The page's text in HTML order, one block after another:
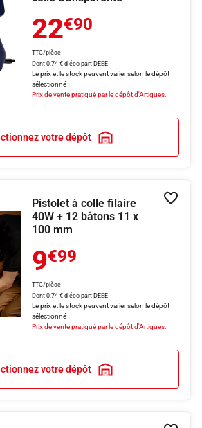
22€90
TTC/pièce
Dont 0,74 € d'éco-part DEEE
Le prix et le stock peuvent varier selon le dépôt
sélectionné
Prix de vente pratiqué par le dépôt d'Artigues.
votre dépôt
Pistolet à colle filaire
40W + 12 bâtons 11 x
100 mm
9€99
TTC/pièce
Dont 0,74 € d'éco-part DEEE
Le prix et le stock peuvent varier selon le dépôt
sélectionné
Prix de vente pratiqué par le dépôt d'Artigues.
votre dépôt